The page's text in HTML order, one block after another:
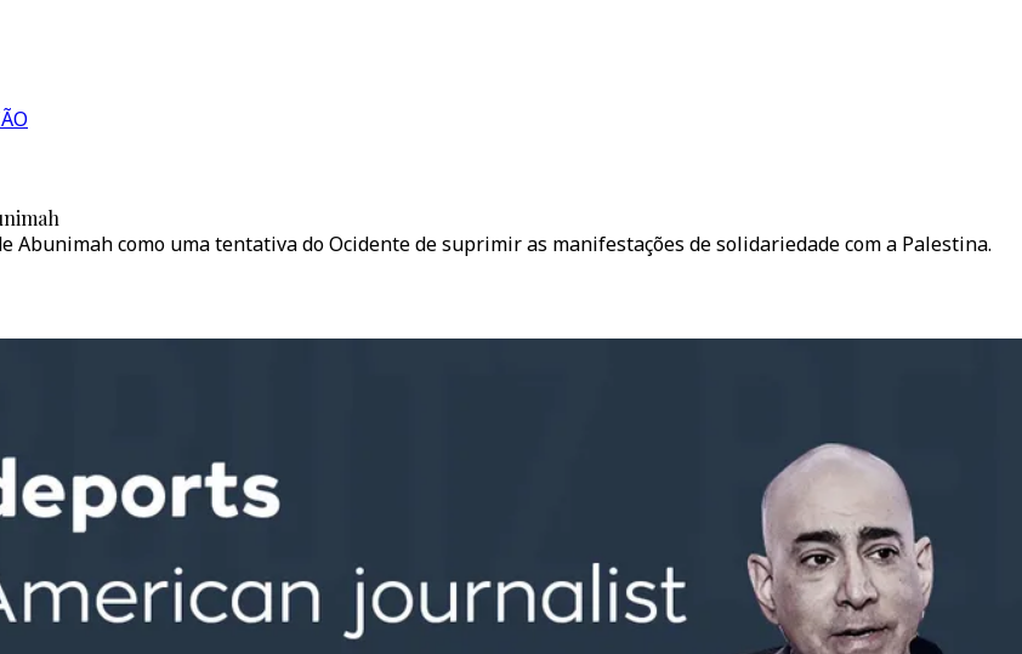
Abunimah como uma tentativa do Ocidente de suprimir as manifestações de solidariedade com a Palestina.